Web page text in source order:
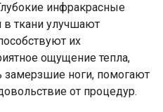
инфракрасные
ткани улучшают
их
ощущение тепла,
замерзшие ноги, помогают
от процедур.